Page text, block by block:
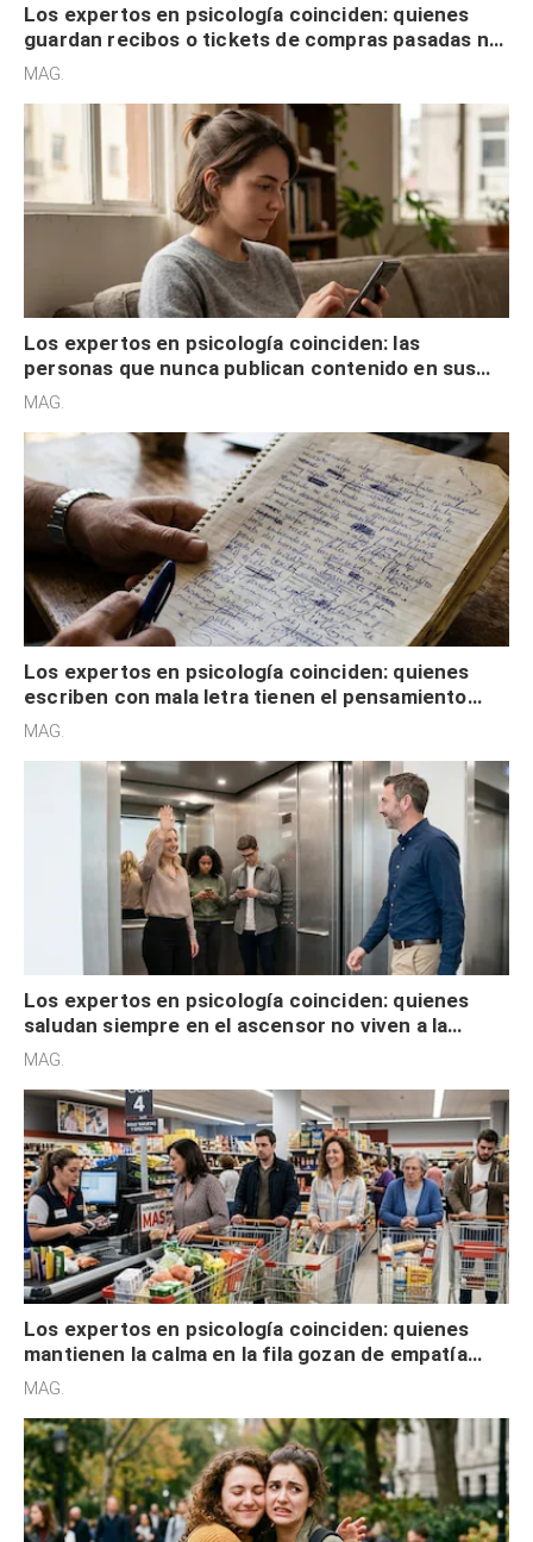
Los expertos en psicología coinciden: quienes
guardan recibos o tickets de compras pasadas no
son acumuladores, sino que tienen necesidad de
MAG.
Los expertos en psicología coinciden: las
personas que nunca publican contenido en sus
redes sociales no pretenden buscar validación
MAG.
Los expertos en psicología coinciden: quienes
escriben con mala letra tienen el pensamiento
acelerado y no lo hacen por desinterés
MAG.
Los expertos en psicología coinciden: quienes
saludan siempre en el ascensor no viven a la
defensiva y tienen apertura social
MAG.
Los expertos en psicología coinciden: quienes
mantienen la calma en la fila gozan de empatía
cognitiva, gratitud y no solo tienen autocontrol
MAG.